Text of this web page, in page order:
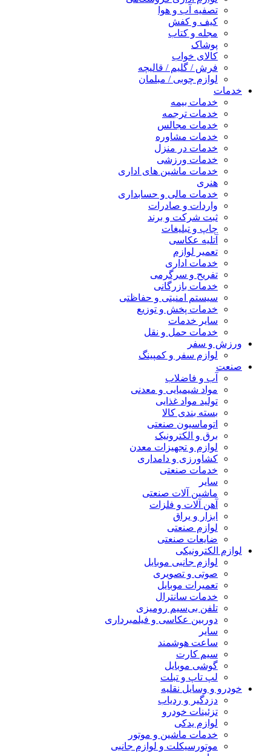
تصفیه آب و هوا
کیف و کفش
مجله و کتاب
پوشاک
کالای خواب
فرش / گلیم / قالیچه
لوازم چوبی / مبلمان
خدمات
خدمات بیمه
خدمات ترجمه
خدمات مجالس
خدمات مشاوره
خدمات در منزل
خدمات ورزشی
خدمات ماشین های اداری
هنری
خدمات مالی و حسابداری
واردات و صادرات
ثبت شرکت و برند
چاپ و تبلیغات
آتلیه عکاسی
تعمیر لوازم
خدمات اداری
تفریح و سرگرمی
خدمات بازرگانی
سیستم امنیتی و حفاظتی
خدمات پخش و توزیع
سایر خدمات
خدمات حمل و نقل
ورزش و سفر
لوازم سفر و کمپینگ
صنعت
آب و فاضلاب
مواد شیمیایی و معدنی
تولید مواد غذایی
بسته بندی کالا
اتوماسیون صنعتی
برق و الکترونیک
لوازم و تجهیزات معدن
کشاورزی و دامداری
خدمات صنعتی
سایر
ماشین آلات صنعتی
آهن آلات و فلزات
ابزار و یراق
لوازم صنعتی
ضایعات صنعتی
لوازم الکترونیکی
لوازم جانبی موبایل
صوتی و تصویری
تعمیرات موبایل
خدمات سانترال
تلفن بی‌سیم رومیزی
دوربین عکاسی و فیلمبرداری
سایر
ساعت هوشمند
سیم کارت
گوشی موبایل
لپ تاپ و تبلت
خودرو و وسایل نقلیه
دزدگیر و ردیاب
تزئینات خودرو
لوازم یدکی
خدمات ماشین و موتور
موتورسیکلت و لوازم جانبی